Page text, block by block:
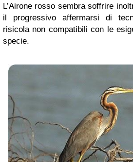
L’Airone rosso sembra soffrire
il progressivo affermarsi di
risicola non compatibili con le
specie.